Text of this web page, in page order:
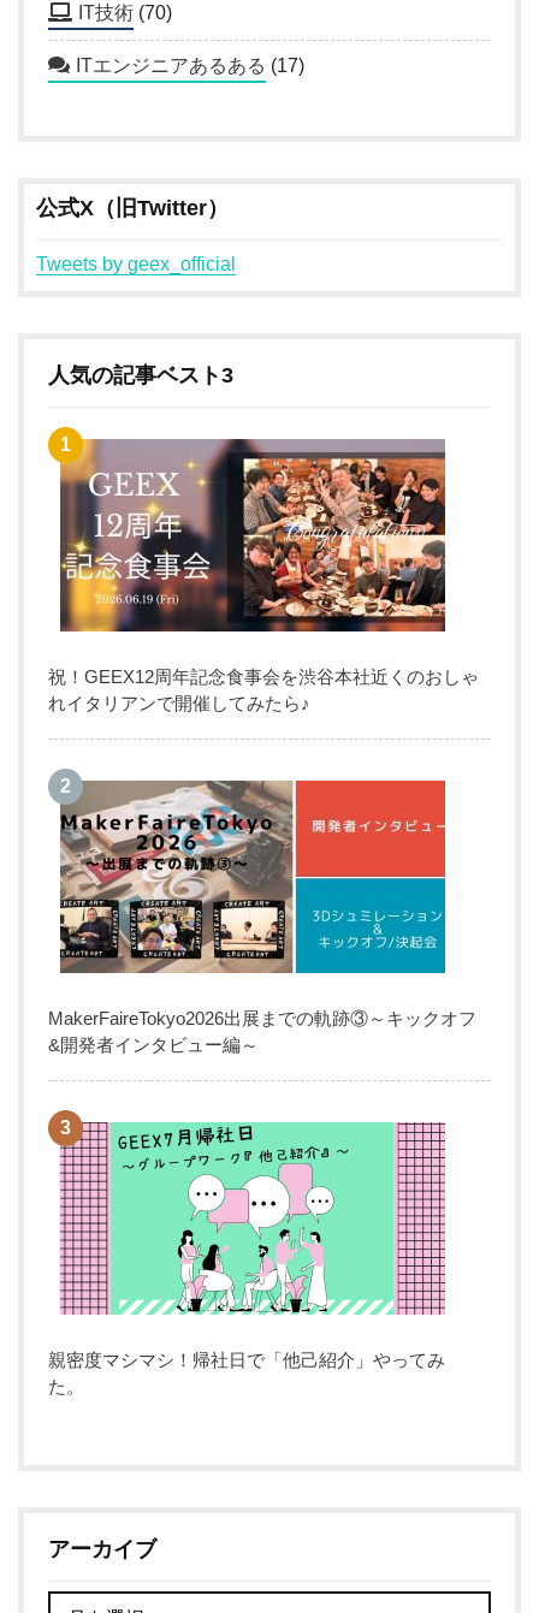
IT技術 (70)
ITエンジニアあるある (17)
公式X（旧Twitter）
Tweets by geex_official
人気の記事ベスト3
祝！GEEX12周年記念食事会を渋谷本社近くのおしゃ
れイタリアンで開催してみたら♪
MakerFaireTokyo2026出展までの軌跡③～キックオフ
&開発者インタビュー編～
親密度マシマシ！帰社日で「他己紹介」やってみ
た。
アーカイブ